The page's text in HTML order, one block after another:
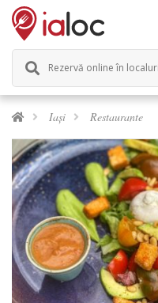
Rezervă online în
Iași Restaurante